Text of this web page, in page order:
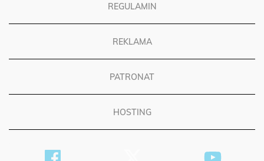
REGULAMIN
REKLAMA
PATRONAT
HOSTING